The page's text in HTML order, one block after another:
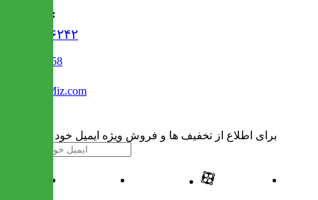
تماس با ما :
۰۲۱۹۱۳۰۶۲۴۲
02122509458
Info@IranMiz.com
برای اطلاع از تخفیف ها و فروش ویژه ایمیل خود را وارد کنید